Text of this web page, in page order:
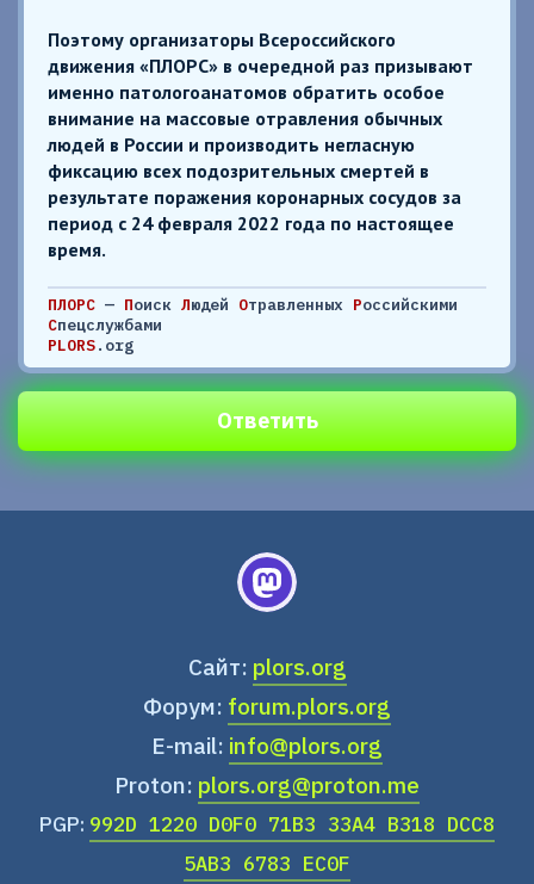
Поэтому организаторы Всероссийского
движения «ПЛОРС» в очередной раз призывают
именно патологоанатомов обратить особое
внимание на массовые отравления обычных
людей в России и производить негласную
фиксацию всех подозрительных смертей в
результате поражения коронарных сосудов за
период с 24 февраля 2022 года по настоящее
время.
ПЛОРС — Поиск Людей Отравленных Российскими
Спецслужбами
PLORS.org
Ответить
Сайт: plors.org
Форум: forum.plors.org
E-mail: info@plors.org
Proton: plors.org@proton.me
PGP: 992D 1220 D0F0 71B3 33A4 B318 DCC8
5AB3 6783 EC0F